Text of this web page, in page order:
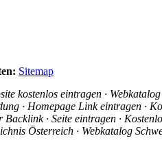
Sitemap
kostenlos eintragen ·
· Homepage Link eintragen ·
· Seite eintragen ·
Österreich · Webkatalog